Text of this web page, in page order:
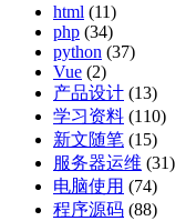
html (11)
php (34)
python (37)
Vue (2)
产品设计 (13)
学习资料 (110)
新文随笔 (15)
服务器运维 (31)
电脑使用 (74)
程序源码 (88)